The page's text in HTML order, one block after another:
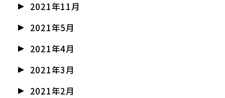
2021年11月
2021年5月
2021年4月
2021年3月
2021年2月